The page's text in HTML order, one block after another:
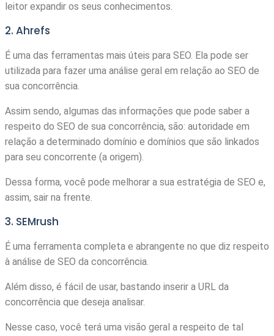
leitor expandir os seus conhecimentos.
2. Ahrefs
É uma das ferramentas mais úteis para SEO. Ela pode ser
utilizada para fazer uma análise geral em relação ao SEO de
sua concorrência.
Assim sendo, algumas das informações que pode saber a
respeito do SEO de sua concorrência, são: autoridade em
relação a determinado domínio e domínios que são linkados
para seu concorrente (a origem).
Dessa forma, você pode melhorar a sua estratégia de SEO e,
assim, sair na frente.
3. SEMrush
É uma ferramenta completa e abrangente no que diz respeito
à análise de SEO da concorrência.
Além disso, é fácil de usar, bastando inserir a URL da
concorrência que deseja analisar.
Nesse caso, você terá uma visão geral a respeito de tal